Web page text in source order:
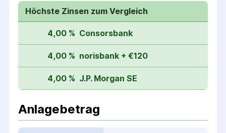
Höchste Zinsen zum Vergleich
4,00 % Consorsbank
4,00 % norisbank + €120
4,00 % J.P. Morgan SE
Anlagebetrag